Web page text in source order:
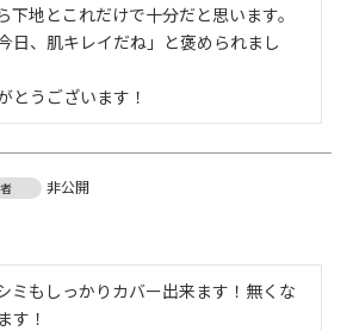
下地とこれだけで十分だと思います。
日、肌キレイだね」と褒められまし
とうございます！
非公開
ミもしっかりカバー出来ます！無くな
す！